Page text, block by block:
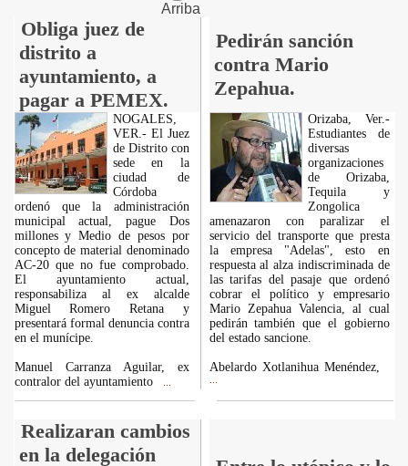
Arriba
Obliga juez de
distrito a
ayuntamiento, a
pagar a PEMEX.
Pedirán sanción
contra Mario
Zepahua.
NOGALES,
VER.- El Juez
de Distrito con
sede en la
ciudad de
Córdoba
ordenó que la administración
municipal actual, pague Dos
millones y Medio de pesos por
concepto de material denominado
AC-20 que no fue comprobado.
El ayuntamiento actual,
responsabiliza al ex alcalde
Miguel Romero Retana y
presentará formal denuncia contra
en el munícipe.
Manuel Carranza Aguilar, ex
contralor del ayuntamiento
Orizaba, Ver.-
Estudiantes de
diversas
organizaciones
de Orizaba,
Tequila y
Zongolica
amenazaron con paralizar el
servicio del transporte que presta
la empresa "Adelas", esto en
respuesta al alza indiscriminada de
las tarifas del pasaje que ordenó
cobrar el político y empresario
Mario Zepahua Valencia, al cual
pedirán también que el gobierno
del estado sancione.
Abelardo Xotlanihua Menéndez,
Realizaran cambios
en la delegación